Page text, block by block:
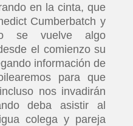
en la cinta, que
Cumberbatch y
se vuelve algo
el comienzo su
información de
para que
nos invadirán
deba asistir al
colega y pareja